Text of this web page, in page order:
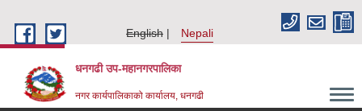
English
Nepali
धनगढी उप-महानगरपालिका
नगर कार्यपालिकाको कार्यालय, धनगढी